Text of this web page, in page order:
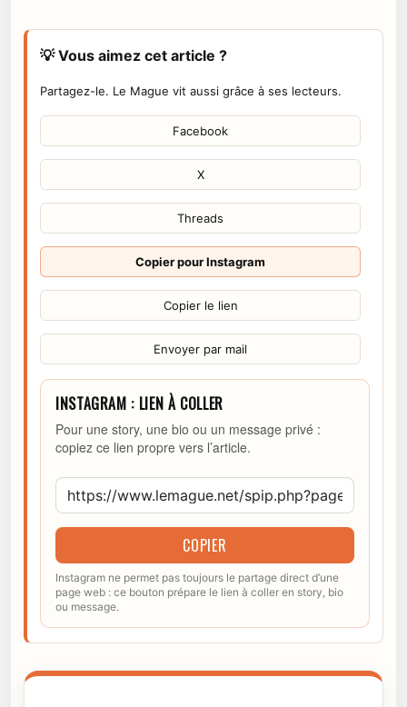
💡 Vous aimez cet article ?
Partagez-le. Le Mague vit aussi grâce à ses lecteurs.
Facebook
X
Threads
Copier pour Instagram
Copier le lien
Envoyer par mail
INSTAGRAM : LIEN À COLLER
Pour une story, une bio ou un message privé :
copiez ce lien propre vers l’article.
COPIER
Instagram ne permet pas toujours le partage direct d’une
page web : ce bouton prépare le lien à coller en story, bio
ou message.